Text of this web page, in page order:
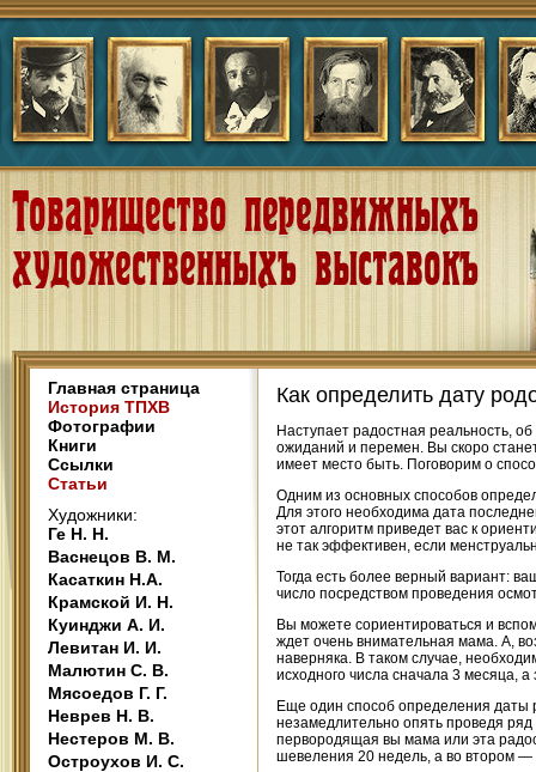
Главная страница
История ТПХВ
Фотографии
Книги
Ссылки
Статьи
Художники:
Ге Н. Н.
Васнецов В. М.
Касаткин Н.А.
Крамской И. Н.
Куинджи А. И.
Левитан И. И.
Малютин С. В.
Мясоедов Г. Г.
Неврев Н. В.
Нестеров М. В.
Остроухов И. С.
Как определить дату
Наступает радостная реальность,
ожиданий и перемен. Вы скоро
имеет место быть. Поговорим о
Одним из основных способов
Для этого необходима дата
этот алгоритм приведет вас к
не так эффективен, если
Тогда есть более верный вариант:
число посредством проведения
Вы можете сориентироваться и
ждет очень внимательная мама. А,
наверняка. В таком случае,
исходного числа сначала 3 месяца,
Еще один способ определения даты
незамедлительно опять проведя
первородящая вы мама или эта
шевеления 20 недель, а во втором —